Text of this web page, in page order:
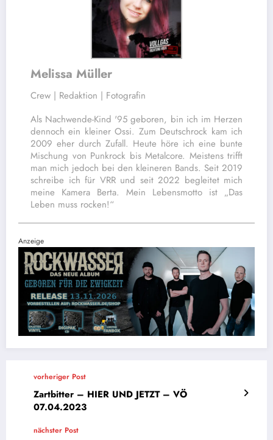
Melissa Müller
Crew | Redaktion | Fotografin
Als Nachwende-Kind '95 geboren, bin ich im Herzen
dennoch ein kleiner Ossi. Zum Deutschrock kam ich
2009 eher durch Zufall. Heute höre ich eine bunte
Mischung von Punkrock bis Metalcore. Meistens trifft
man mich jedoch bei den kleineren Bands. Seit 2019
schreibe ich für VRR und seit 2022 begleitet mich
meine Kamera Berta. Mein Lebensmotto ist „Das
Leben muss rocken!“
Anzeige
vorheriger Post
Zartbitter – HIER UND JETZT – VÖ
07.04.2023
nächster Post